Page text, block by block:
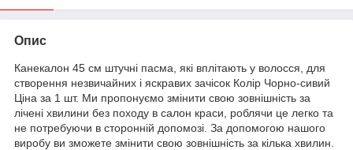
Опис
Канекалон 45 см штучні пасма, які вплітають у волосся, для
створення незвичайних і яскравих зачісок Колір Чорно-сивий
Ціна за 1 шт. Ми пропонуємо змінити свою зовнішність за
лічені хвилини без походу в салон краси, роблячи це легко та
не потребуючи в сторонній допомозі. За допомогою нашого
виробу ви зможете змінити свою зовнішність за кілька хвилин.